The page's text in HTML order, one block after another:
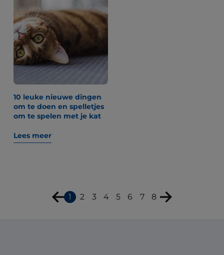
10 leuke nieuwe dingen
om te doen en spelletjes
om te spelen met je kat
Lees meer
1 2 3 4 5 6 7 8